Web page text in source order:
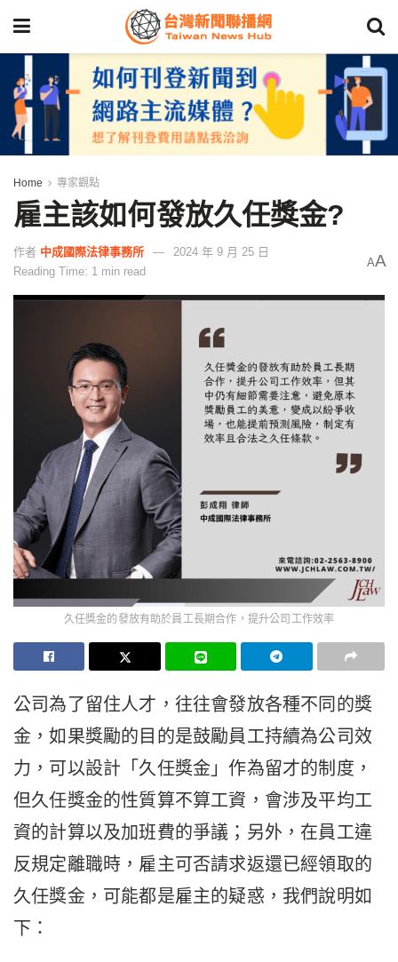
Home 專家觀點
雇主該如何發放久任獎金?
作者 中成國際法律事務所
2024 年 9 月 25 日
Reading Time: 1 min read
AA
久任獎金的發放有助於員工長期合作，提升公司工作效率
公司為了留住人才，往往會發放各種不同的獎
金，如果獎勵的目的是鼓勵員工持續為公司效
力，可以設計「久任獎金」作為留才的制度，
但久任獎金的性質算不算工資，會涉及平均工
資的計算以及加班費的爭議；另外，在員工違
反規定離職時，雇主可否請求返還已經領取的
久任獎金，可能都是雇主的疑惑，我們說明如
下：